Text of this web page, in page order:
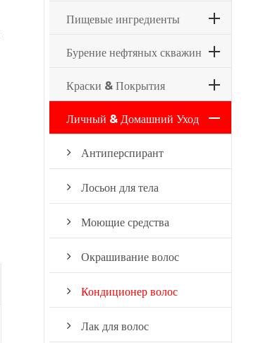
Пищевые ингредиенты
Бурение нефтяных скважин
Краски & Покрытия
Личный & Домашний Уход
Антиперспирант
Лосьон для тела
Моющие средства
Окрашивание волос
Кондиционер волос
Лак для волос